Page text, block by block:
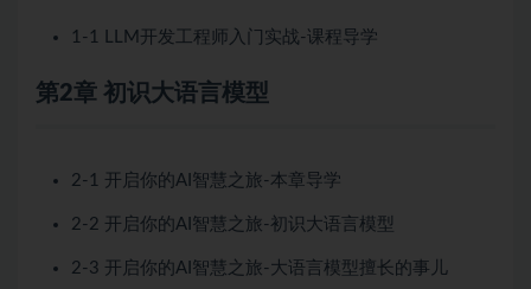
1-1 LLM开发工程师入门实战-课程导学
第2章 初识大语言模型
2-1 开启你的AI智慧之旅-本章导学
2-2 开启你的AI智慧之旅-初识大语言模型
2-3 开启你的AI智慧之旅-大语言模型擅长的事儿